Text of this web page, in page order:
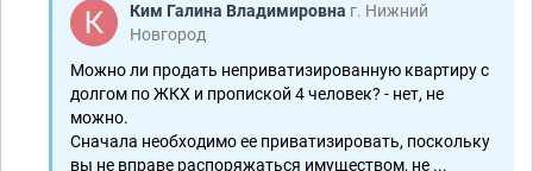
Обслуживание бизнеса
А72-18833/2019
Строительство
Ким Галина Владимировна г. Нижний
Новгород
Можно ли продать неприватизированную квартиру с
долгом по ЖКХ и пропиской 4 человек? - нет, не
можно.
Сначала необходимо ее приватизировать, поскольку
вы не вправе распоряжаться имуществом, не ...